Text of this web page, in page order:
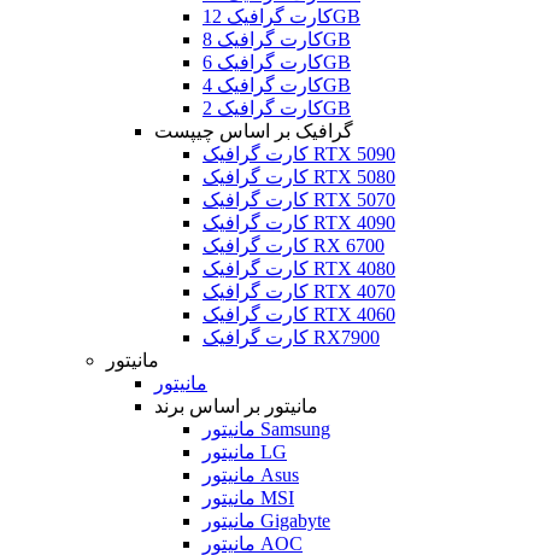
کارت گرافیک 12GB
کارت گرافیک 8GB
کارت گرافیک 6GB
کارت گرافیک 4GB
کارت گرافیک 2GB
گرافیک بر اساس چیپست
کارت گرافیک RTX 5090
کارت گرافیک RTX 5080
کارت گرافیک RTX 5070
کارت گرافیک RTX 4090
کارت گرافیک RX 6700
کارت گرافیک RTX 4080
کارت گرافیک RTX 4070
کارت گرافیک RTX 4060
کارت گرافیک RX7900
مانیتور
مانیتور
مانیتور بر اساس برند
مانیتور Samsung
مانیتور LG
مانیتور Asus
مانیتور MSI
مانیتور Gigabyte
مانیتور AOC